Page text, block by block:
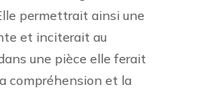
permettrait ainsi une
et inciterait au
une pièce elle ferait
compréhension et la